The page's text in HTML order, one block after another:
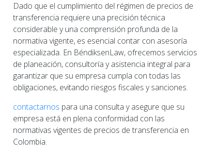
Dado que el cumplimiento del régimen de precios de
transferencia requiere una precisión técnica
considerable y una comprensión profunda de la
normativa vigente, es esencial contar con asesoría
especializada. En BéndiksenLaw, ofrecemos servicios
de planeación, consultoría y asistencia integral para
garantizar que su empresa cumpla con todas las
obligaciones, evitando riesgos fiscales y sanciones.
contactarnos para una consulta y asegure que su
empresa está en plena conformidad con las
normativas vigentes de precios de transferencia en
Colombia.